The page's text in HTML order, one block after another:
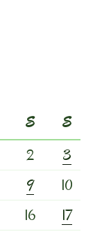
S
S
2
3
9
10
16
17